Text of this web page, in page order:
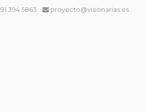
91 394 5863 proyecto@visionarias.es